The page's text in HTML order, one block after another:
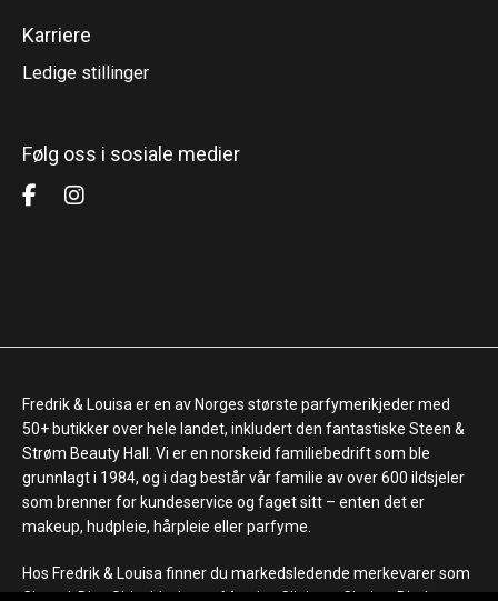
Karriere
Ledige stillinger
Følg oss i sosiale medier
Fredrik & Louisa er en av Norges største parfymerikjeder med
50+ butikker over hele landet, inkludert den fantastiske Steen &
Strøm Beauty Hall. Vi er en norskeid familiebedrift som ble
grunnlagt i 1984, og i dag består vår familie av over 600 ildsjeler
som brenner for kundeservice og faget sitt – enten det er
makeup, hudpleie, hårpleie eller parfyme.
Hos Fredrik & Louisa finner du markedsledende merkevarer som